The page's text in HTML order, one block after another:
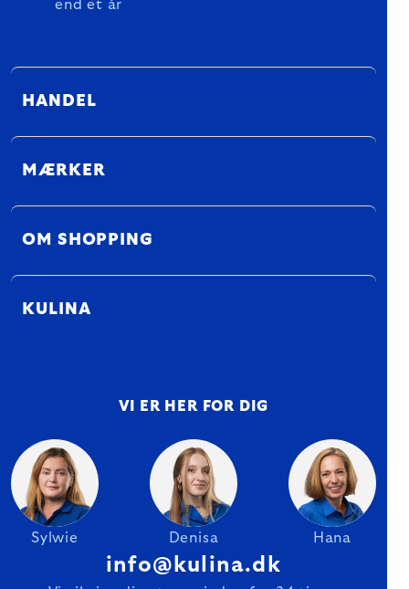
end et år
HANDEL
MÆRKER
OM SHOPPING
KULINA
VI ER HER FOR DIG
Sylwie Denisa Hana
info@kulina.dk